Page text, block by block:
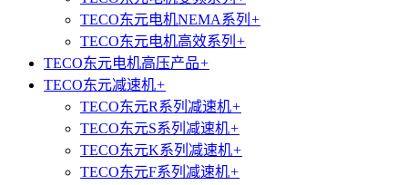
TECO东元电机NEMA系列 +
TECO东元电机高效系列 +
TECO东元电机高压产品+
TECO东元减速机+
TECO东元R系列减速机+
TECO东元S系列减速机+
TECO东元K系列减速机+
TECO东元F系列减速机+